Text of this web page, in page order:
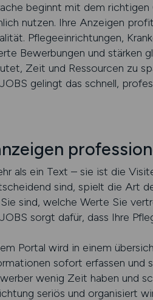
beginnt mit dem
nutzen. Ihre Anzeigen
Pflegeeinrichtungen,
Bewerbungen und
Zeit und Ressourcen zu
gelingt das schnell,
als ein Text – sie ist die
sind, spielt die Art
sind, welche Werte Sie
sorgt dafür, dass Ihre
Portal wird in einem
sofort erfassen und
wenig Zeit haben und
seriös und organisiert